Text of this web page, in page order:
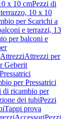
x 10 cmPezzi di
10 x 10
per Scarichi a
e terrazzi, 13
per balconi e
AttrezziAttrezzi per
Geberit
per Pressatrici
di ricambio per
dei tubiPezzi
Tappi prova
AccessoriPezzi